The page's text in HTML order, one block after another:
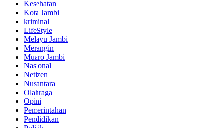
Kesehatan
Kota Jambi
kriminal
LifeStyle
Melayu Jambi
Merangin
Muaro Jambi
Nasional
Netizen
Nusantara
Olahraga
Opini
Pemerintahan
Pendidikan